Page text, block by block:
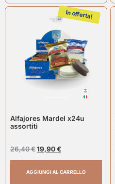
In offerta!
Alfajores Mardel x24u
assortiti
26,40€19,90€
AGGIUNGI AL CARRELLO